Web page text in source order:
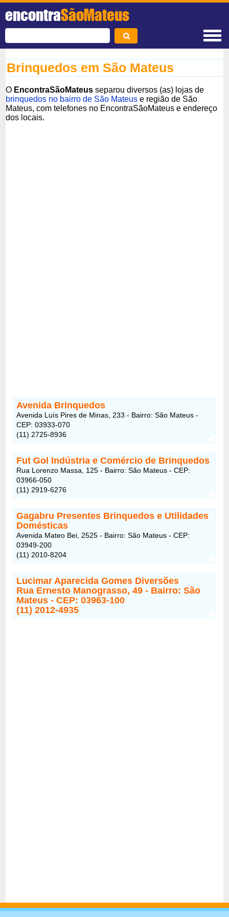
encontraSãoMateus
Brinquedos em São Mateus
O EncontraSãoMateus separou diversos (as) lojas de
brinquedos no bairro de São Mateus e região de São
Mateus, com telefones no EncontraSãoMateus e endereço
dos locais.
Avenida Brinquedos
Avenida Luís Pires de Minas, 233 - Bairro: São Mateus -
CEP: 03933-070
(11) 2725-8936
Fut Gol Indústria e Comércio de Brinquedos
Rua Lorenzo Massa, 125 - Bairro: São Mateus - CEP:
03966-050
(11) 2919-6276
Gagabru Presentes Brinquedos e Utilidades
Domésticas
Avenida Mateo Bei, 2525 - Bairro: São Mateus - CEP:
03949-200
(11) 2010-8204
Lucimar Aparecida Gomes Diversões
Rua Ernesto Manograsso, 49 - Bairro: São
Mateus - CEP: 03963-100
(11) 2012-4935